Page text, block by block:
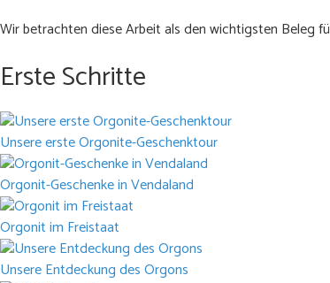
Wir betrachten diese Arbeit als den wichtigsten Beleg
Erste Schritte
Unsere erste Orgonite-Geschenktour
Orgonit-Geschenke in Vendaland
Orgonit im Freistaat
Unsere Entdeckung des Orgons